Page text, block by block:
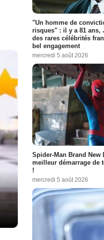
"Un homme de
risques" : il y a 81 ans,
des rares célébrités
bel engagement
mercredi 5 août 2026
Spider-Man Brand New
meilleur démarrage de
!
mercredi 5 août 2026